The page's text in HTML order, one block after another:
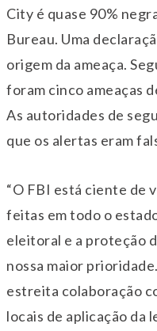
City é quase 90%
Bureau. Uma
origem da ameaça.
foram cinco ameaças
As autoridades de
que os alertas eram
“O FBI está ciente de
feitas em todo o
eleitoral e a proteção
nossa maior
estreita colaboração
locais de aplicação da